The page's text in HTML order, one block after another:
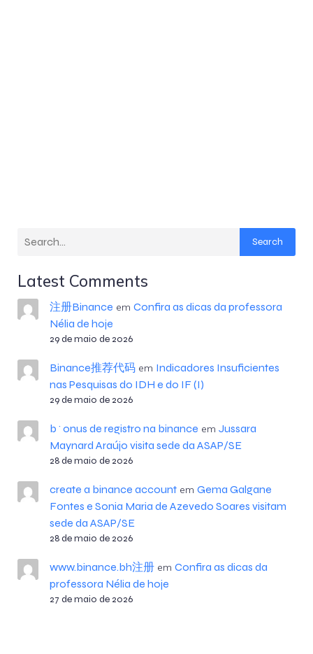
Search
Latest Comments
注册Binance em Confira as dicas da professora
Nélia de hoje
29 de maio de 2026
Binance推荐代码em Indicadores Insuficientes
nas Pesquisas do IDH e do IF (I)
29 de maio de 2026
b^onus de registro na binance em Jussara
Maynard Araújo visita sede da ASAP/SE
28 de maio de 2026
create a binance accountem Gema Galgane
Fontes e Sonia Maria de Azevedo Soares visitam
sede da ASAP/SE
28 de maio de 2026
www.binance.bh注册em Confira as dicas da
professora Nélia de hoje
27 de maio de 2026